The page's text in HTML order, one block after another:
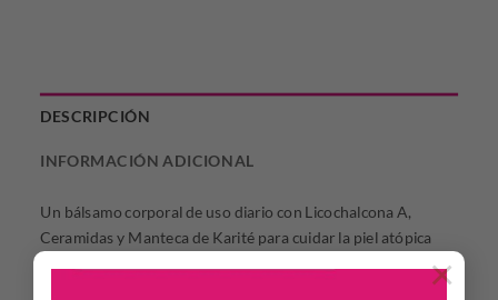
×
DESCRIPCIÓN
INFORMACIÓN ADICIONAL
Un bálsamo corporal de uso diario con Licochalcona A,
Ceramidas y Manteca de Karité para cuidar la piel atópica